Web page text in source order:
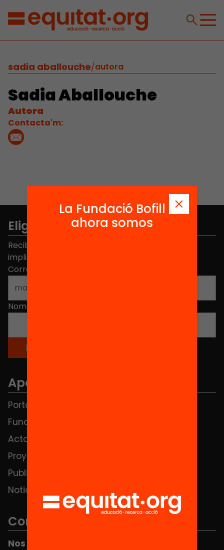
sadia aballouche/autora
Sadia Aballouche
Autora
Contacta'm:
Elige equidad
Recibe contenidos, iniciativas y proyectos para
implicarte.
Correo electrónico
Nombre
Apartados
Portada
Fundación
Actos
Proyectos
Publicaciones y vídeos
Noticias
Contacto
Nos puedes encontrar en el HUB Social
La Fundació Bofill
ahora somos